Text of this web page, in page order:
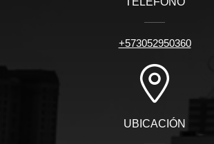
+573052950360
UBICACIÓN